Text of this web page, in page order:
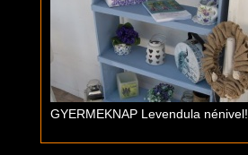
GYERMEKNAP Levendula nénivel!